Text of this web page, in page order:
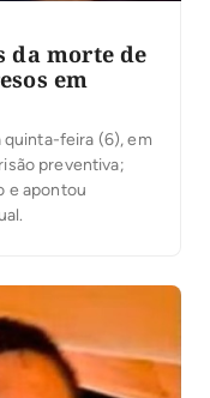
da morte de
em
quinta-feira (6), em
preventiva;
e apontou